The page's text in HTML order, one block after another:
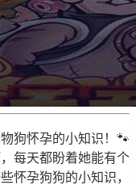
狗怀孕的小知识！🐾
每天都盼着她能有个
怀孕狗狗的小知识，